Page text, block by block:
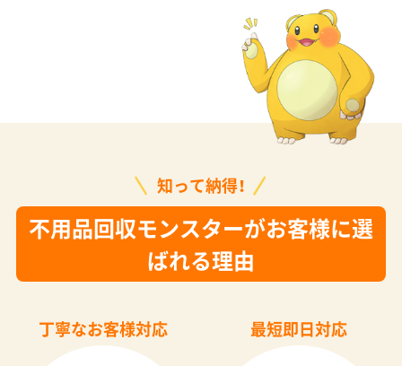
知って納得！
不用品回収モンスターがお客様に選
ばれる理由
丁寧なお客様対応 最短即日対応